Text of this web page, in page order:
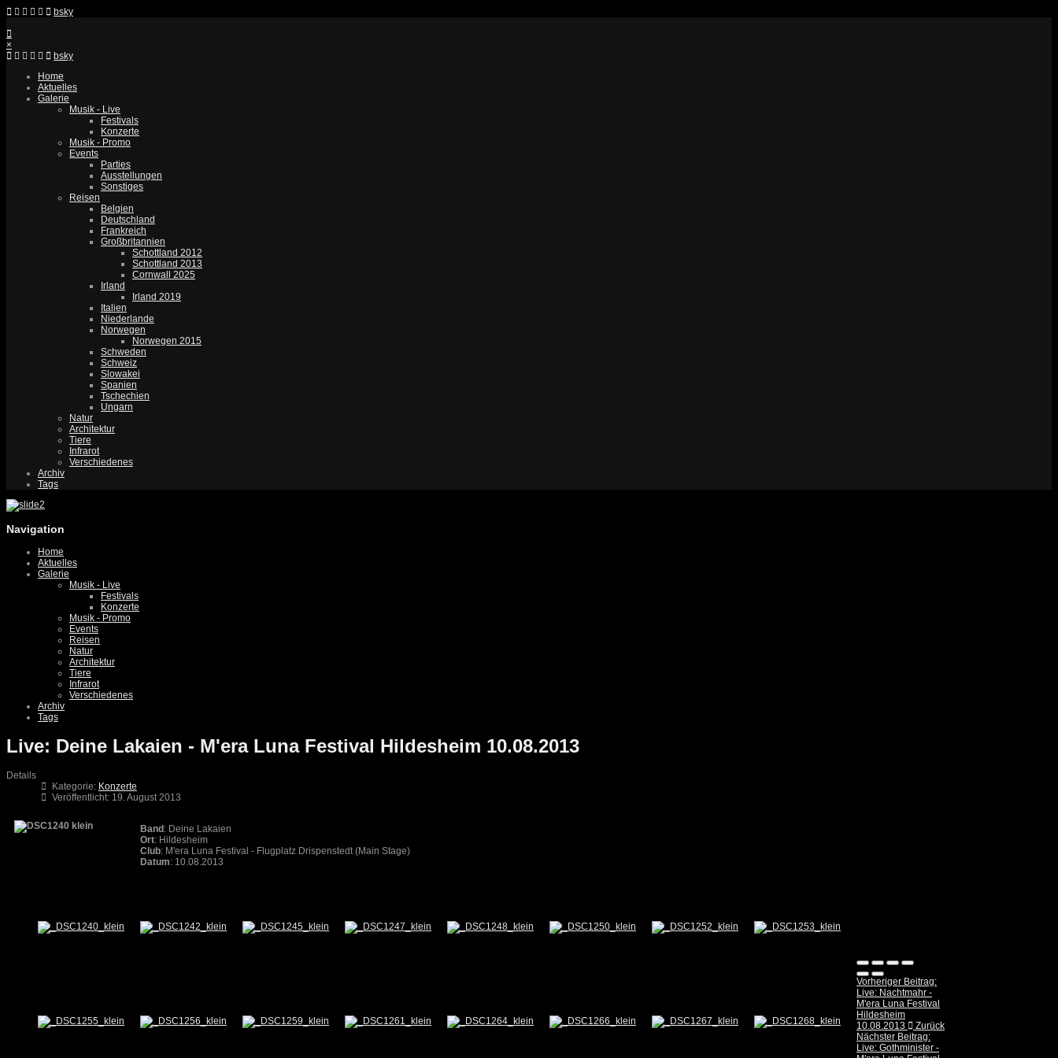
bsky
×
bsky
Home
Aktuelles
Galerie
Musik - Live
Festivals
Konzerte
Musik - Promo
Events
Parties
Ausstellungen
Sonstiges
Reisen
Belgien
Deutschland
Frankreich
Großbritannien
Schottland 2012
Schottland 2013
Cornwall 2025
Irland
Irland 2019
Italien
Niederlande
Norwegen
Norwegen 2015
Schweden
Schweiz
Slowakei
Spanien
Tschechien
Ungarn
Natur
Architektur
Tiere
Infrarot
Verschiedenes
Archiv
Tags
Navigation
Home
Aktuelles
Galerie
Musik - Live
Festivals
Konzerte
Musik - Promo
Events
Reisen
Natur
Architektur
Tiere
Infrarot
Verschiedenes
Archiv
Tags
Live: Deine Lakaien - M'era Luna Festival Hildesheim 10.08.2013
Details
Kategorie: Konzerte
Veröffentlicht: 19. August 2013
Band : Deine Lakaien
Ort: Hildesheim
Club: M'era Luna Festival - Flugplatz Drispenstedt (Main Stage)
Datum: 10.08.2013
Vorheriger Beitrag:
Live: Nachtmahr -
M'era Luna Festival
Hildesheim
10.08.2013
Zurück
Nächster Beitrag:
Live: Gothminister -